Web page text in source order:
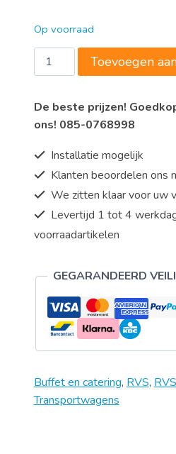
Op voorraad
Stellingwagen
model
8
aantal
Toevoegen
De beste prijzen!
ons! 085-0768998
Installatie mogelijk
Klanten beoordelen ons
We zitten klaar voor uw
Levertijd 1 tot 4
voorraadartikelen
GEGARANDEERD
Buffet en catering, RVS,
Transportwagens